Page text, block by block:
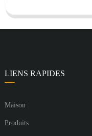
LIENS RAPIDES
Maison
Produits